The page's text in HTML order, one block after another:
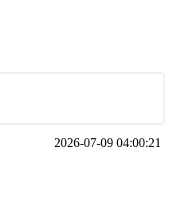
2026-07-09 04:00:21